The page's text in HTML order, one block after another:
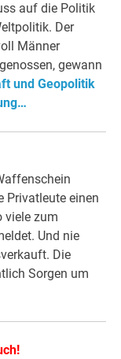
auf die Politik
Der
Männer
gewann
und Geopolitik
Privatleute einen
viele zum
Und nie
Die
Sorgen um